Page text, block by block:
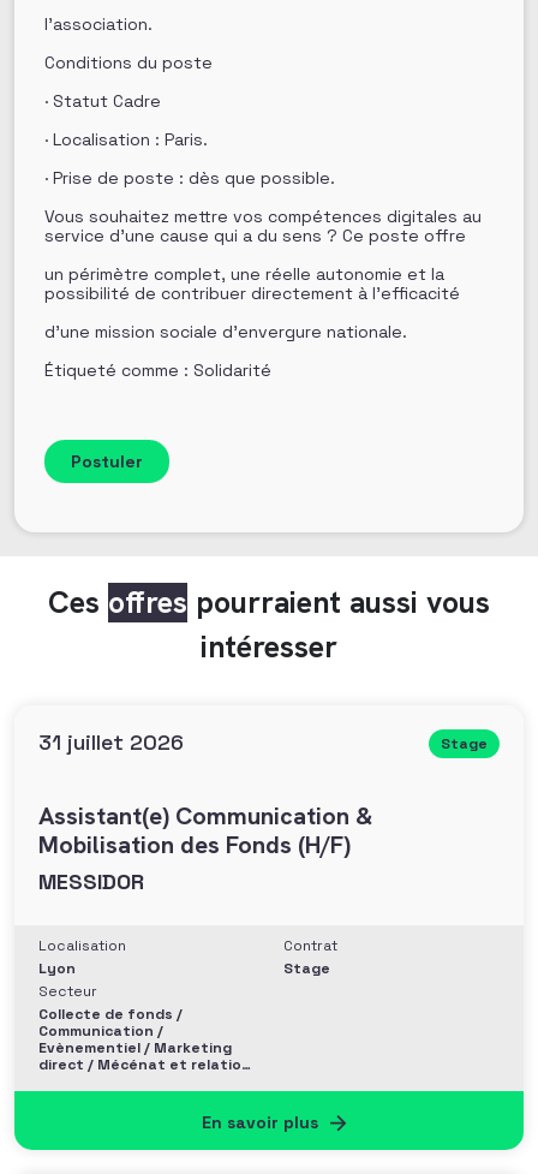
l’association.
Conditions du poste
· Statut Cadre
· Localisation : Paris.
· Prise de poste : dès que possible.
Vous souhaitez mettre vos compétences digitales au
service d’une cause qui a du sens ? Ce poste offre
un périmètre complet, une réelle autonomie et la
possibilité de contribuer directement à l’efficacité
d’une mission sociale d’envergure nationale.
Étiqueté comme : Solidarité
Ces offres pourraient aussi vous
intéresser
31 juillet 2026 Stage
Assistant(e) Communication &
Mobilisation des Fonds (H/F)
MESSIDOR
Localisation
Lyon
Secteur
Collecte de fonds /
Communication /
Evènementiel / Marketing
direct / Mécénat et relation
Contrat
Stage
En savoir plus